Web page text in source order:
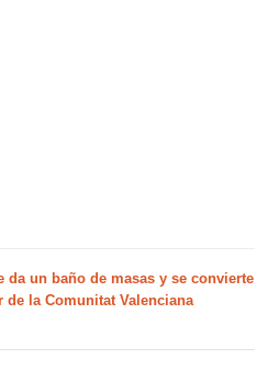
da un baño de masas y se convierte
de la Comunitat Valenciana